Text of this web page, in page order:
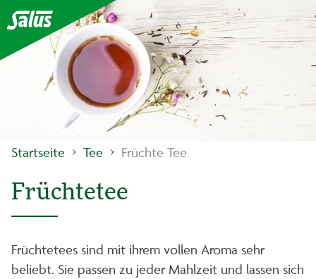
Startseite Tee Früchte Tee
Früchtetee
Früchtetees sind mit ihrem vollen Aroma sehr
beliebt. Sie passen zu jeder Mahlzeit und lassen sich